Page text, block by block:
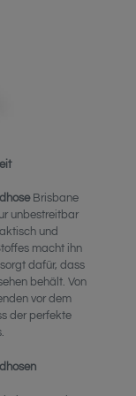
Brisbane
unbestreitbar
und
macht ihn
dafür, dass
behält. Von
vor dem
der perfekte